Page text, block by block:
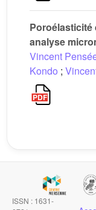
analyse
Vincent
Kondo ;
ISSN : 1631-